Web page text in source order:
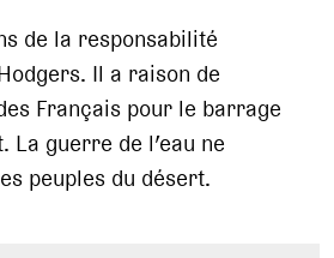
de la responsabilité
Il a raison de
Français pour le barrage
La guerre de l’eau ne
peuples du désert.